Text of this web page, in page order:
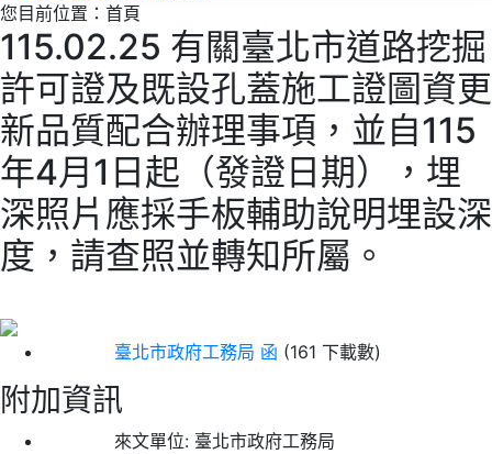
您目前位置： 首頁
115.02.25 有關臺北市道路挖掘
許可證及既設孔蓋施工證圖資更
新品質配合辦理事項，並自115
年4月1日起（發證日期），埋
深照片應採手板輔助說明埋設深
度，請查照並轉知所屬。
臺北市政府工務局 函 (161 下載數)
附加資訊
來文單位: 臺北市政府工務局